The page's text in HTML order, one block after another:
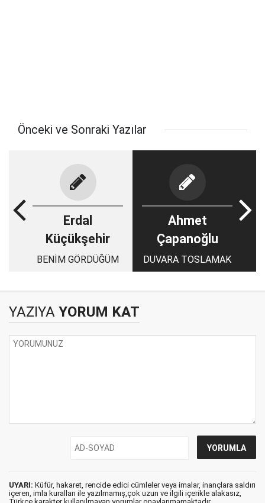
Önceki ve Sonraki Yazılar
Erdal
Küçükşehir
BENİM GÖRDÜĞÜM
Ahmet
Çapanoğlu
DUVARA TOSLAMAK
YAZIYA YORUM KAT
UYARI: Küfür, hakaret, rencide edici cümleler veya imalar, inançlara saldırı
içeren, imla kuralları ile yazılmamış,çok uzun ve ilgili içerikle alakasız,